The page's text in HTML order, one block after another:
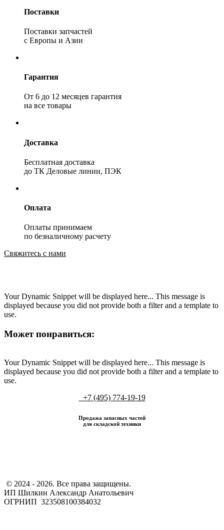
Поставки
Поставки запчастей
с Европы и Азии
Гарантия
От 6 до 12 месяцев гарантия
на все товары
Доставка
Бесплатная доставка
до ТК Деловые линии, ПЭК
Оплата
Оплаты принимаем
по безналичному расчету
Свяжитесь с нами
Your Dynamic Snippet will be displayed here... This message is
displayed because you did not provide both a filter and a template to
use.
Может понравиться:
Your Dynamic Snippet will be displayed here... This message is
displayed because you did not provide both a filter and a template to
use.
+7 (495) 774-19-19
Продажа запасных частей
для складской техники
​ © 2024 - 2026. Все права защищены.
ИП Шилкин Александр Анатольевич
ОГРНИП 323508100384032